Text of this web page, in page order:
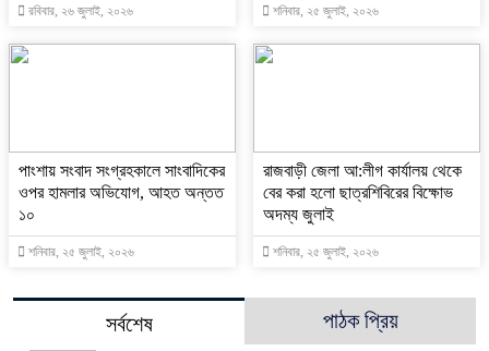
রবিবার, ২৬ জুলাই, ২০২৬ শনিবার, ২৫ জুলাই, ২০২৬
পাংশায় সংবাদ সংগ্রহকালে সাংবাদিকের
ওপর হামলার অভিযোগ, আহত অন্তত
১০
শনিবার, ২৫ জুলাই, ২০২৬
রাজবাড়ী জেলা আ:লীগ কার্যালয় থেকে
বের করা হলো ছাত্রশিবিরের বিক্ষোভ
অদম্য জুলাই
শনিবার, ২৫ জুলাই, ২০২৬
সর্বশেষ পাঠক প্রিয়